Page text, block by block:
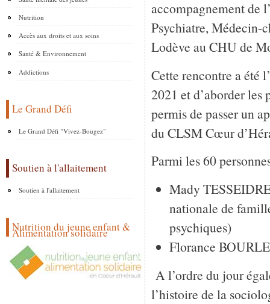
Nutrition
Accès aux droits et aux soins
Santé & Environnement
Addictions
Le Grand Défi
Le Grand Défi "Vivez-Bougez"
Soutien à l'allaitement
Soutien à l'allaitement
Nutrition du jeune enfant &
Alimentation solidaire
accompagnement de
Psychiatre, Médecin-
Lodève au CHU de
Cette rencontre a été
2021 et d’aborder les
permis de passer un
du CLSM Cœur
Parmi les 60
Mady
nationale de
psychiques)
Florance
A l’ordre du jour
l’histoire de la